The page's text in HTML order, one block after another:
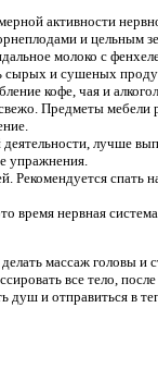
активности
и цельным
молоко с
сырых и сушеных
кофе, чая и
Предметы мебели
лучше
упражнения.
Рекомендуется спать
время нервная
массаж головы и
все тело,
душ и отправиться в